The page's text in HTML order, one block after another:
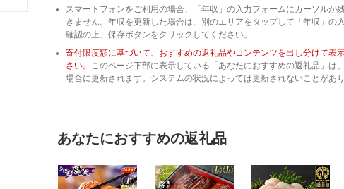
スマートフォンをご利用の場合、「年収」の入力フォームにカーソルが
きません。年収を更新した場合は、別のエリアをタップして「年収」の
確認の上、保存ボタンをクリックしてください。
寄付限度額に基づいて、おすすめの返礼品やコンテンツを出し分けて表
さい。
このページ下部に表示している「あなたにおすすめの返礼品」は
場合に更新されます。システムの状況によっては更新されないことがあり
あなたにおすすめの返礼品